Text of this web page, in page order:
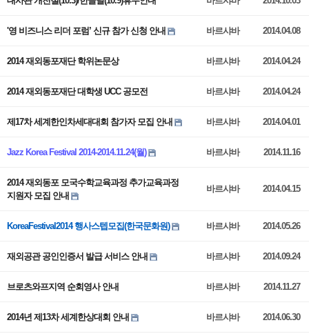
'영 비즈니스 리더 포럼’ 신규 참가 신청 안내 바르샤바 2014.04.08
2014 재외동포재단 학위논문상 바르샤바 2014.04.24
2014 재외동포재단 대학생 UCC 공모전 바르샤바 2014.04.24
제17차 세계한인차세대대회 참가자 모집 안내 바르샤바 2014.04.01
Jazz Korea Festival 2014-2014.11.24(월) 바르샤바 2014.11.16
2014 재외동포 모국수학교육과정 추가교육과정
지원자 모집 안내
바르샤바 2014.04.15
KoreaFestival2014 행사스텝모집(한국문화원) 바르샤바 2014.05.26
재외공관 공인인증서 발급 서비스 안내 바르샤바 2014.09.24
브로츠와프지역 순회영사 안내 바르샤바 2014.11.27
2014년 제13차 세계한상대회 안내 바르샤바 2014.06.30